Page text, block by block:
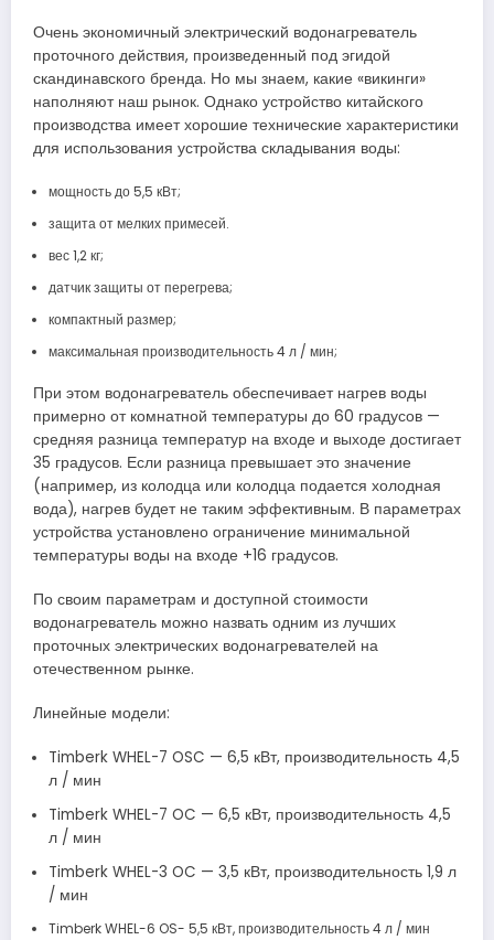
Очень экономичный электрический водонагреватель
проточного действия, произведенный под эгидой
скандинавского бренда. Но мы знаем, какие «викинги»
наполняют наш рынок. Однако устройство китайского
производства имеет хорошие технические характеристики
для использования устройства складывания воды:
мощность до 5,5 кВт;
защита от мелких примесей.
вес 1,2 кг;
датчик защиты от перегрева;
компактный размер;
максимальная производительность 4 л / мин;
При этом водонагреватель обеспечивает нагрев воды
примерно от комнатной температуры до 60 градусов —
средняя разница температур на входе и выходе достигает
35 градусов. Если разница превышает это значение
(например, из колодца или колодца подается холодная
вода), нагрев будет не таким эффективным. В параметрах
устройства установлено ограничение минимальной
температуры воды на входе +16 градусов.
По своим параметрам и доступной стоимости
водонагреватель можно назвать одним из лучших
проточных электрических водонагревателей на
отечественном рынке.
Линейные модели:
Timberk WHEL-7 OSC — 6,5 кВт, производительность 4,5
л / мин
Timberk WHEL-7 OC — 6,5 кВт, производительность 4,5
л / мин
Timberk WHEL-3 OC — 3,5 кВт, производительность 1,9 л
/ мин
Timberk WHEL-6 OS- 5,5 кВт, производительность 4 л / мин